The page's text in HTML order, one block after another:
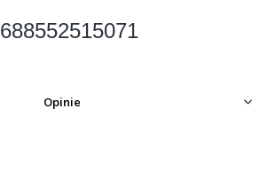
688552515071
Opinie